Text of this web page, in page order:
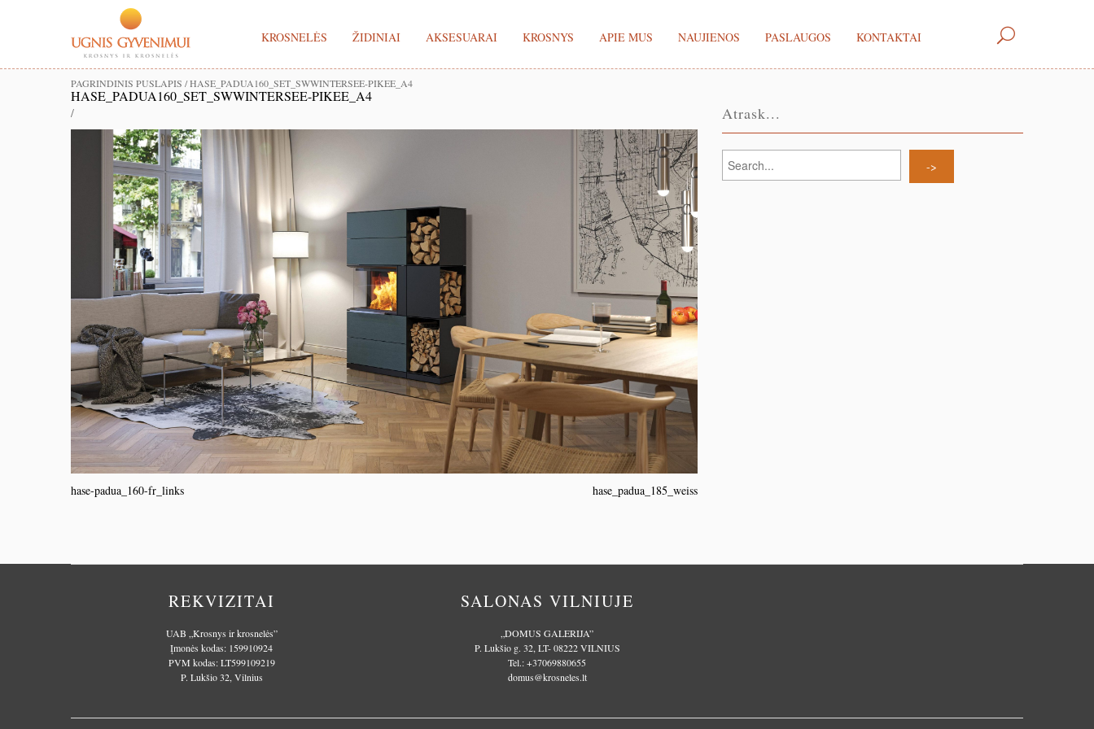
KROSNELĖS ŽIDINIAI AKSESUARAI KROSNYS APIE MUS NAUJIENOS PASLAUGOS KONTAKTAI
PAGRINDINIS PUSLAPIS /HASE_PADUA160_SET_SWWINTERSEE-PIKEE_A4
HASE_PADUA160_SET_SWWINTERSEE-PIKEE_A4
/
hase-padua_160-fr_links hase_padua_185_weiss
Atrask...
REKVIZITAI
UAB „Krosnys ir krosnelės”
Įmonės kodas: 159910924
PVM kodas: LT599109219
P. Lukšio 32, Vilnius
SALONAS VILNIUJE
„DOMUS GALERIJA”
P. Lukšio g. 32, LT- 08222 VILNIUS
Tel.:+37069880655
domus@krosneles.lt